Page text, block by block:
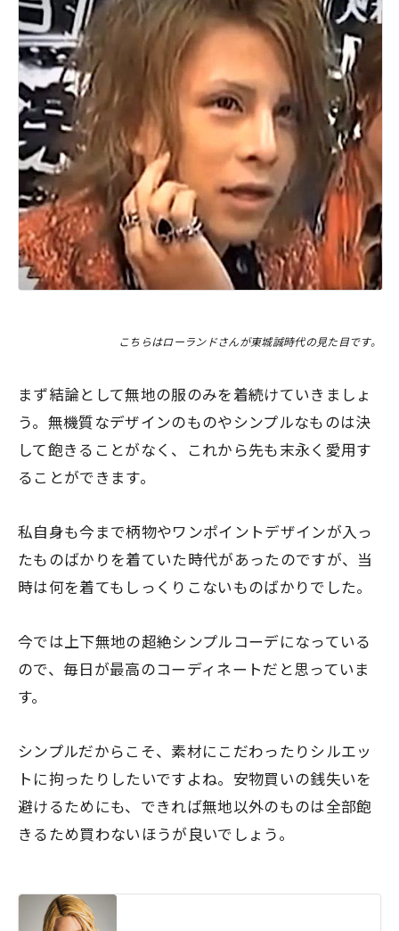
こちらはローランドさんが東城誠時代の見た目です。
まず結論として無地の服のみを着続けていきましょ
う。無機質なデザインのものやシンプルなものは決
して飽きることがなく、これから先も末永く愛用す
ることができます。
私自身も今まで柄物やワンポイントデザインが入っ
たものばかりを着ていた時代があったのですが、当
時は何を着てもしっくりこないものばかりでした。
今では上下無地の超絶シンプルコーデになっている
ので、毎日が最高のコーディネートだと思っていま
す。
シンプルだからこそ、素材にこだわったりシルエッ
トに拘ったりしたいですよね。安物買いの銭失いを
避けるためにも、できれば無地以外のものは全部飽
きるため買わないほうが良いでしょう。